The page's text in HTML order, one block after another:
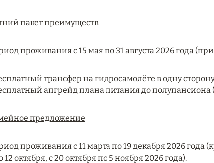
пакет преимуществ
проживания с 15 мая по 31 августа 2026 года
трансфер на гидросамолёте в одну
апгрейд плана питания до полупансиона
предложение
проживания с 11 марта по 19 декабря 2026 года
12 октября, с 20 октября по 5 ноября 2026 года).